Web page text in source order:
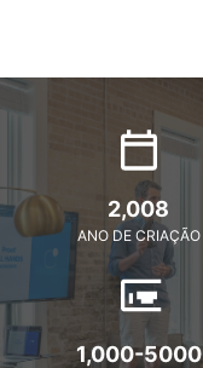
2,008
ANO DE CRIAÇÃO
1,000-5000